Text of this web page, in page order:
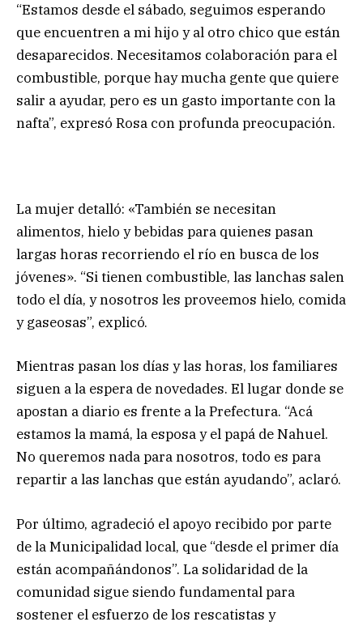
“Estamos desde el sábado, seguimos esperando
que encuentren a mi hijo y al otro chico que están
desaparecidos. Necesitamos colaboración para el
combustible, porque hay mucha gente que quiere
salir a ayudar, pero es un gasto importante con la
nafta”, expresó Rosa con profunda preocupación.
La mujer detalló: «También se necesitan
alimentos, hielo y bebidas para quienes pasan
largas horas recorriendo el río en busca de los
jóvenes». “Si tienen combustible, las lanchas salen
todo el día, y nosotros les proveemos hielo, comida
y gaseosas”, explicó.
Mientras pasan los días y las horas, los familiares
siguen a la espera de novedades. El lugar donde se
apostan a diario es frente a la Prefectura. “Acá
estamos la mamá, la esposa y el papá de Nahuel.
No queremos nada para nosotros, todo es para
repartir a las lanchas que están ayudando”, aclaró.
Por último, agradeció el apoyo recibido por parte
de la Municipalidad local, que “desde el primer día
están acompañándonos”. La solidaridad de la
comunidad sigue siendo fundamental para
sostener el esfuerzo de los rescatistas y